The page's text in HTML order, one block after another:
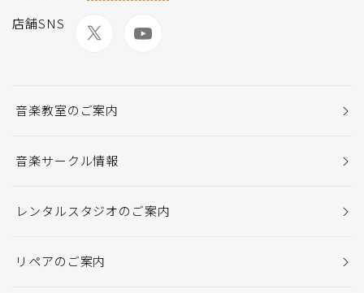
店舗SNS
音楽教室のご案内
音楽サークル情報
レンタルスタジオのご案内
リペアのご案内